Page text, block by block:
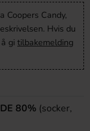
Coopers Candy,
Hvis du
gi tilbakemelding
80% (socker,